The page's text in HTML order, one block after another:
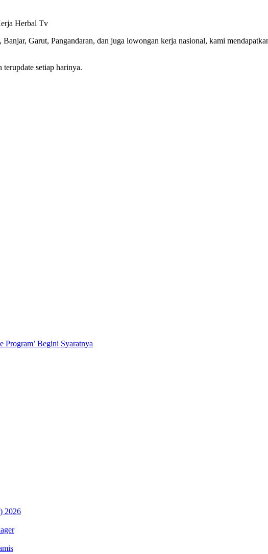
Herbal Tv
Garut, Pangandaran, dan juga lowongan kerja nasional, kami
setiap harinya.
Program’ Begini Syaratnya
2026